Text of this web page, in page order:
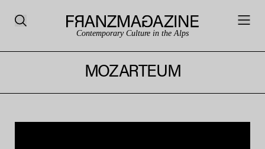
Contemporary Culture in the Alps
MOZARTEUM